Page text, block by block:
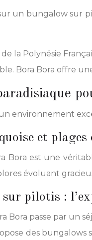
un bungalow sur
la Polynésie
Bora Bora offre
environnement
et plages
Bora est une
évoluant
pilotis :
Bora passe par un
des bungalows